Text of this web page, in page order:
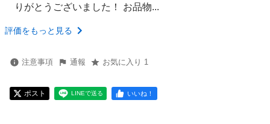
りがとうございました！ お品物...
評価をもっと見る
注意事項 通報 お気に入り 1
ポスト LINEで送る いいね！